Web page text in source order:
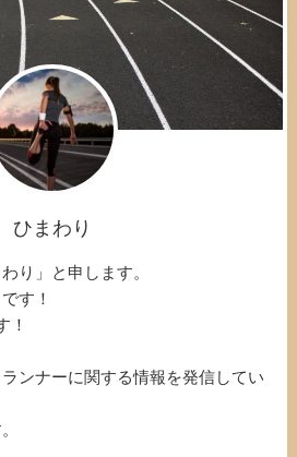
ひまわり
り」と申します。
す！
！
ンナーに関する情報を発信してい